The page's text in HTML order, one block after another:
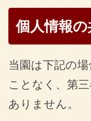
個人情報
当園は下記の
ことなく、第
ありません。